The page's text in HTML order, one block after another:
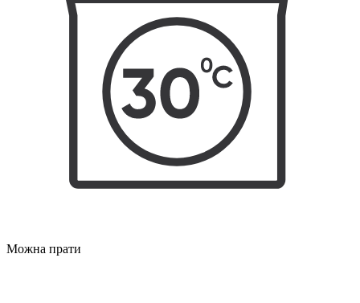
Можна прати